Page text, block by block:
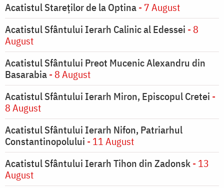
Acatistul Stareţilor de la Optina- 7 August
Acatistul Sfântului Ierarh Calinic al Edessei - 8
August
Acatistul Sfântului Preot Mucenic Alexandru din
Basarabia- 8 August
Acatistul Sfântului Ierarh Miron, Episcopul Cretei -
8 August
Acatistul Sfântului Ierarh Nifon, Patriarhul
Constantinopolului - 11 August
Acatistul Sfântului Ierarh Tihon din Zadonsk- 13
August